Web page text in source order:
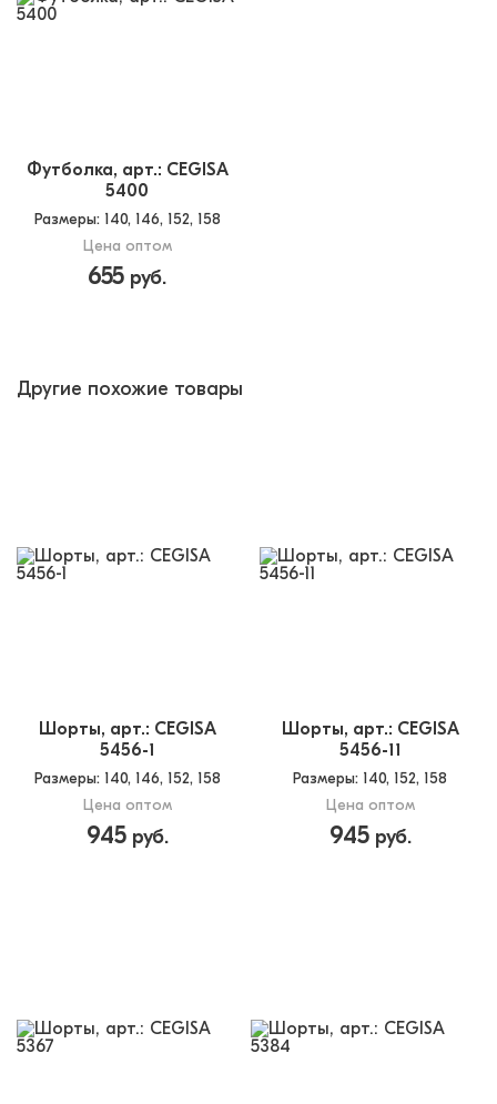
Футболка, арт.: CEGISA
5400
Размеры: 140, 146, 152, 158
Цена оптом
655 руб.
Другие похожие товары
Шорты, арт.: CEGISA
5456-1
Размеры: 140, 146, 152, 158
Цена оптом
945руб.
Шорты, арт.: CEGISA
5456-11
Размеры: 140, 152, 158
Цена оптом
945руб.